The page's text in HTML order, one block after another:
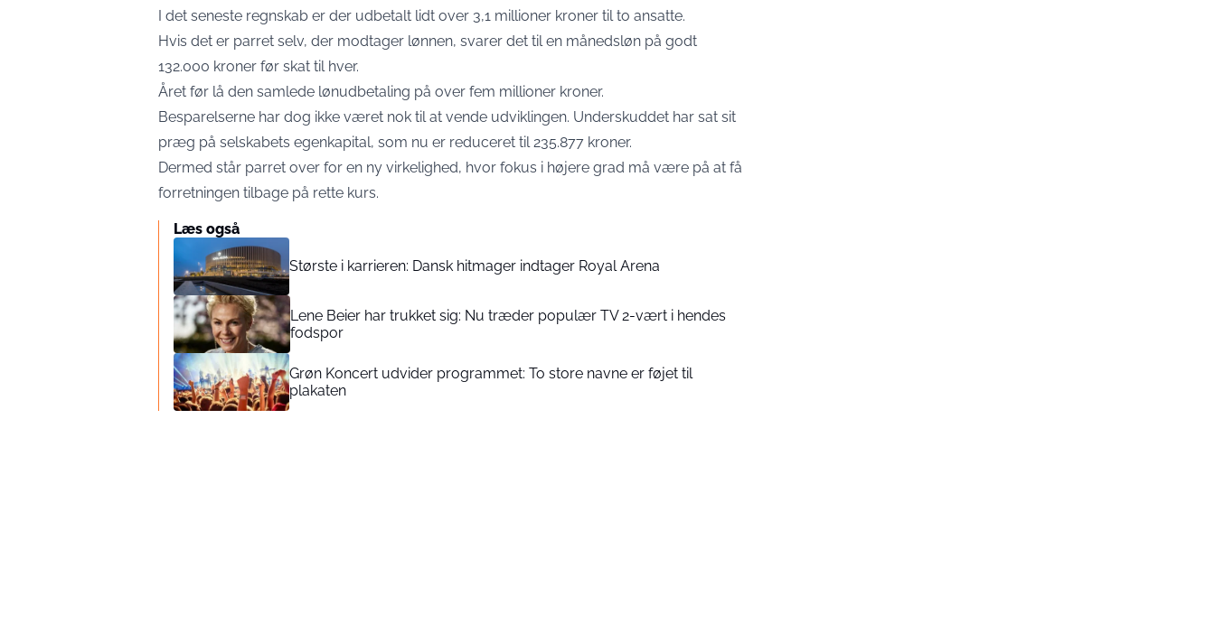
I det seneste regnskab er der udbetalt lidt over 3,1 millioner kroner til to ansatte.
Hvis det er parret selv, der modtager lønnen, svarer det til en månedsløn på godt
132.000 kroner før skat til hver.
Året før lå den samlede lønudbetaling på over fem millioner kroner.
Besparelserne har dog ikke været nok til at vende udviklingen. Underskuddet har sat sit
præg på selskabets egenkapital, som nu er reduceret til 235.877 kroner.
Dermed står parret over for en ny virkelighed, hvor fokus i højere grad må være på at få
forretningen tilbage på rette kurs.
Læs også
Største i karrieren: Dansk hitmager indtager Royal Arena
Lene Beier har trukket sig: Nu træder populær TV 2-vært i hendes
fodspor
Grøn Koncert udvider programmet: To store navne er føjet til
plakaten